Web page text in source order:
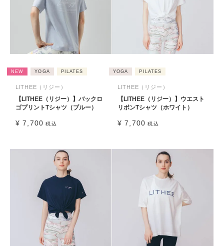
NEW YOGA PILATES
LITHEE（リジー）
【LITHEE（リジー）】バックロ
ゴプリントTシャツ（ブルー）
¥ 7,700 税込
YOGA PILATES
LITHEE（リジー）
【LITHEE（リジー）】ウエスト
リボンTシャツ（ホワイト）
¥ 7,700 税込